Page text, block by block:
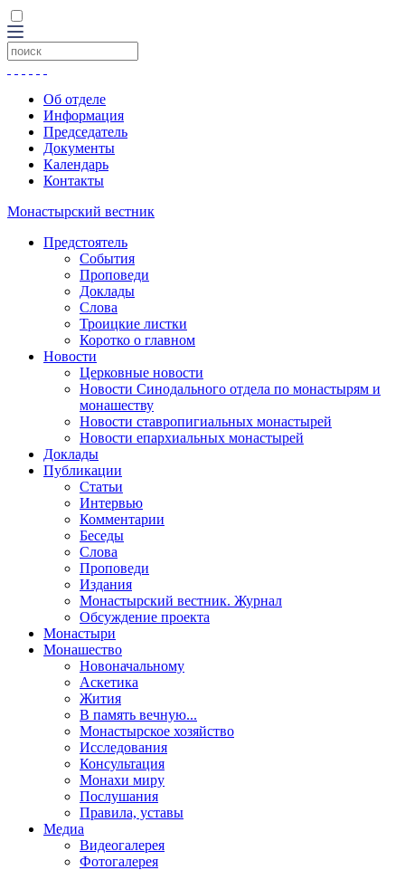
Об отделе
Информация
Председатель
Документы
Календарь
Контакты
Монастырский вестник
Предстоятель
События
Проповеди
Доклады
Слова
Троицкие листки
Коротко о главном
Новости
Церковные новости
Новости Синодального отдела по монастырям и
монашеству
Новости ставропигиальных монастырей
Новости епархиальных монастырей
Доклады
Публикации
Статьи
Интервью
Комментарии
Беседы
Слова
Проповеди
Издания
Монастырский вестник. Журнал
Обсуждение проекта
Монастыри
Монашество
Новоначальному
Аскетика
Жития
В память вечную...
Монастырское хозяйство
Исследования
Консультация
Монахи миру
Послушания
Правила, уставы
Медиа
Видеогалерея
Фотогалерея